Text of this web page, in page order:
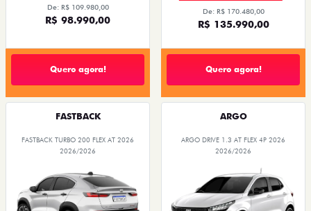
Quero agora!
FASTBACK
FASTBACK TURBO 200 FLEX AT 2026
2026/2026
ARGO
ARGO DRIVE 1.3 AT FLEX 4P 2026
2026/2026